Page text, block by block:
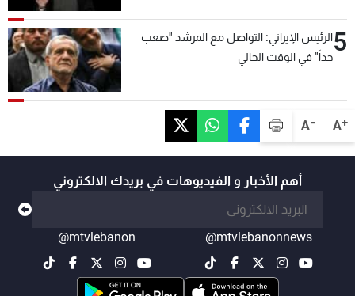
A+
A-
5الرئيس الإيراني: التواصل مع المرشد "صعب
جداً" في الوقت الحالي
أهم الأخبار و الفيديوهات في بريدك الالكتروني
@mtvlebanonnews
@mtvlebanon